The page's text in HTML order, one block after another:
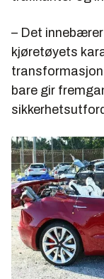
– Det
kjøretøyets
transformasjon
bare gir